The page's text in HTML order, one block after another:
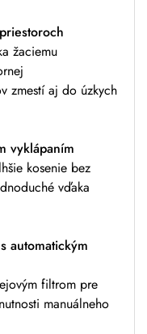
žaciemu
zmestí aj do úzkych
vyklápaním
kosenie bez
vďaka
automatickým
filtrom pre
manuálneho